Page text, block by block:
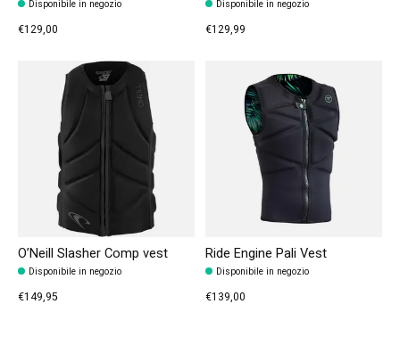
Disponibile in negozio
€129,00
Disponibile in negozio
€129,99
O’Neill Slasher Comp vest
Disponibile in negozio
€149,95
Ride Engine Pali Vest
Disponibile in negozio
€139,00